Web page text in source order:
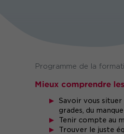
Programme de la
Mieux comprendre
Savoir vous
grades, du
Tenir compte au
Trouver le juste